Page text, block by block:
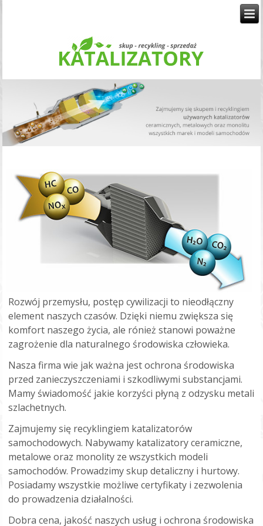
Rozwój przemysłu, postęp cywilizacji to nieodłączny
element naszych czasów. Dzięki niemu zwiększa się
komfort naszego życia, ale rónież stanowi poważne
zagrożenie dla naturalnego środowiska człowieka.
Nasza firma wie jak ważna jest ochrona środowiska
przed zanieczyszczeniami i szkodliwymi substancjami.
Mamy świadomość jakie korzyści płyną z odzysku metali
szlachetnych.
Zajmujemy się recyklingiem katalizatorów
samochodowych. Nabywamy katalizatory ceramiczne,
metalowe oraz monolity ze wszystkich modeli
samochodów. Prowadzimy skup detaliczny i hurtowy.
Posiadamy wszystkie możliwe certyfikaty i zezwolenia
do prowadzenia działalności.
Dobra cena, jakość naszych usług i ochrona środowiska